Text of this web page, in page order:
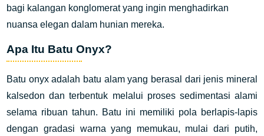
bagi kalangan konglomerat yang ingin menghadirkan
nuansa elegan dalam hunian mereka.
Apa Itu Batu Onyx?
Batu onyx adalah batu alam yang berasal dari jenis mineral
kalsedon dan terbentuk melalui proses sedimentasi alami
selama ribuan tahun. Batu ini memiliki pola berlapis-lapis
dengan gradasi warna yang memukau, mulai dari putih,